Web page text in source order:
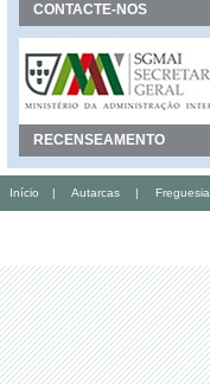
CONTACTE-NOS
RECENSEAMENTO
Início | Autarcas | Freguesia